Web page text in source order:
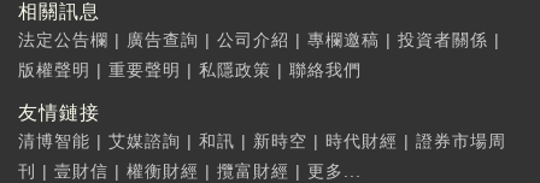
相關訊息
法定公告欄 | 廣告查詢 | 公司介紹 | 專欄邀稿 | 投資者關係 |
版權聲明 | 重要聲明 | 私隱政策 | 聯絡我們
友情鏈接
清博智能 | 艾媒諮詢 | 和訊 | 新時空 | 時代財經 | 證券市場周
刊
| 壹財信 | 權衡財經 | 攬富財經 | 更多...